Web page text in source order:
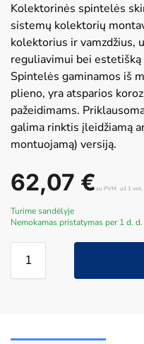
Kolektorinės spintelės
sistemų kolektorių
kolektorius ir vamzdžius,
reguliavimui bei
Spintelės gaminamos iš
plieno, yra atsparios
pažeidimams.
galima rinktis įleidžiamą
montuojamą) versiją.
62,07 €su PVM už 1 vnt.
Turime sandėlyje
Nemokamas pristatymas per 1 d. d.